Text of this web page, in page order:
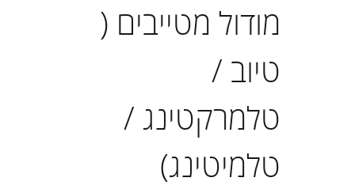
מודול מטייבים (
טיוב /
טלמרקטינג /
טלמיטינג)